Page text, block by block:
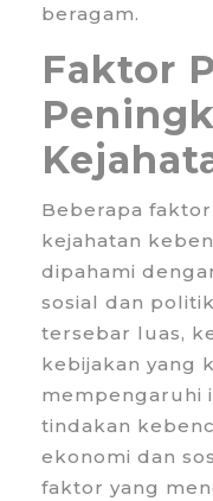
beragam.
Faktor
Beberapa
kejahatan
dipahami
sosial dan
tersebar luas,
kebijakan yang
mempengaruhi
tindakan
ekonomi dan
faktor yang